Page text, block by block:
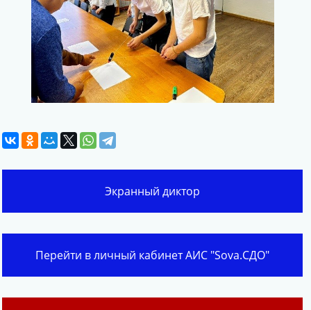
Экранный диктор
Перейти в личный кабинет АИС "Sova.СДО"